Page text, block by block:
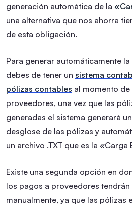
generación automática de la
una alternativa que nos ahorra
de esta obligación.
Para generar automáticamente
debes de tener un sistema
pólizas contables al momento
proveedores, una vez que las
generadas el sistema generará
desglose de las pólizas y
un archivo .TXT que es la «Carga
Existe una segunda opción en
los pagos a proveedores
manualmente, ya que las pólizas